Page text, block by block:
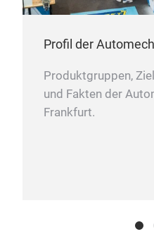
Profil der
Produktgruppen,
und Fakten der
Frankfurt.